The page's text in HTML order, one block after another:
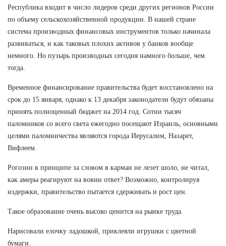
Республика входит в число лидеров среди других регионов России
по объему сельскохозяйственной продукции. В нашей стране
система производных финансовых инструментов только начинала
развиваться, и как таковых плохих активов у банков вообще
немного. Но пузырь производных сегодня намного больше, чем
тогда.
Временное финансирование правительства будет восстановлено на
срок до 15 января, однако к 13 декабря законодатели будут обязаны
принять полноценный бюджет на 2014 год. Сотни тысяч
паломников со всего света ежегодно посещают Израиль, основными
целями паломничества являются города Иерусалим, Назарет,
Вифлеем.
Рогозин в принципе за словом в карман не лезет шоло, не читал,
как амеры реагируют на вовин ответ? Возможно, контролируя
издержки, правительство пытается сдерживать и рост цен.
Такое образование очень высоко ценится на рынке труда.
Нарисовали елочку ладошкой, приклеяли игрушки с цветной
бумаги.